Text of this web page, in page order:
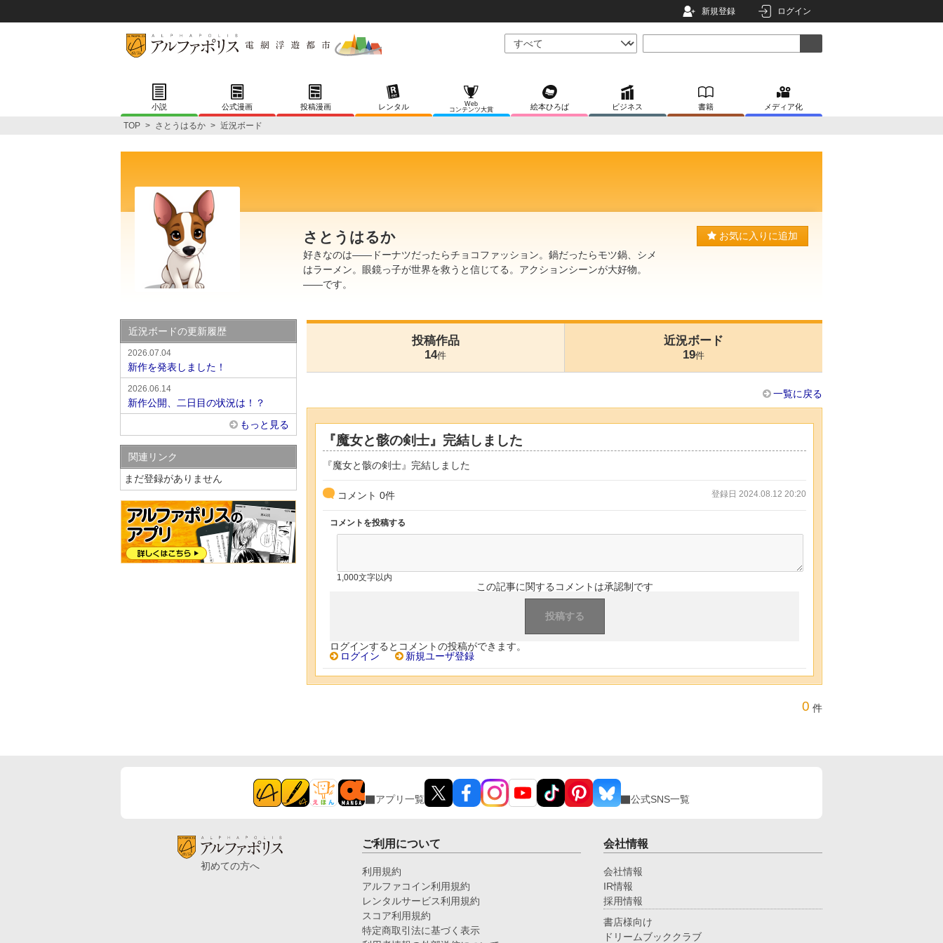
新規登録 ログイン
小説 公式漫画 投稿漫画 レンタル
Web
コンテンツ大賞
絵本ひろば ビジネス 書籍 メディア化
TOP > さとうはるか > 近況ボード
さとうはるか
好きなのは――ドーナツだったらチョコファッション。鍋だったらモツ鍋、シメ
はラーメン。眼鏡っ子が世界を救うと信じてる。アクションシーンが大好物。
――です。
お気に入りに追加
投稿作品
14件
近況ボード
19件
一覧に戻る
『魔女と骸の剣士』完結しました
『魔女と骸の剣士』完結しました
コメント 0件 登録日 2024.08.12 20:20
コメントを投稿する
1,000文字以内
この記事に関するコメントは承認制です
ログインするとコメントの投稿ができます。
ログイン
新規ユーザ登録
0 件
近況ボードの更新履歴
2026.07.04
新作を発表しました！
2026.06.14
新作公開、二日目の状況は！？
もっと見る
関連リンク
まだ登録がありません
アプリ一覧 公式SNS一覧
初めての方へ
ご利用について
利用規約
アルファコイン利用規約
レンタルサービス利用規約
スコア利用規約
特定商取引法に基づく表示
会社情報
会社情報
IR情報
採用情報
書店様向け
ドリームブッククラブ